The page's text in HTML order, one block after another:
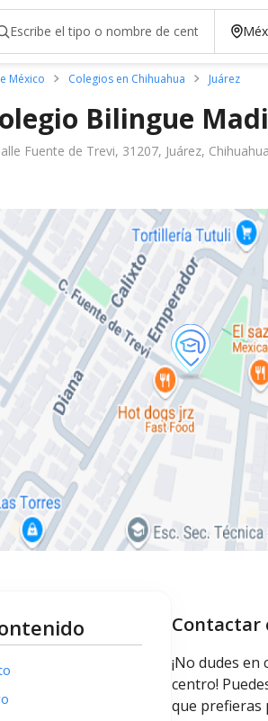
México Colegios en Chihuahua Juárez
Bilingue
Fuente de Trevi, 31207, Juárez,
Contactar
¡No dudes en
centro!
que prefieras